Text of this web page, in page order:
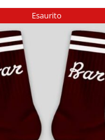
Esaurito